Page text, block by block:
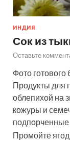
ИНДИЯ
Сок из
Оставьте
Фото
Продукты для
облепихой на
кожуры и
подпорченные
Промойте